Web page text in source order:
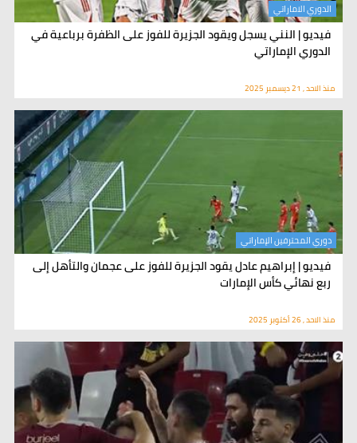
فيديو | النني يسجل ويقود الجزيرة للفوز على الظفرة برباعية في
الدوري الإماراتي
الدوري الاماراتي
منذ الاحد , 21 ديسمبر 2025
فيديو | إبراهيم عادل يقود الجزيرة للفوز على عجمان والتأهل إلى
ربع نهائي كأس الإمارات
دوري المحترفين الإماراتي
منذ الاحد , 26 أكتوبر 2025